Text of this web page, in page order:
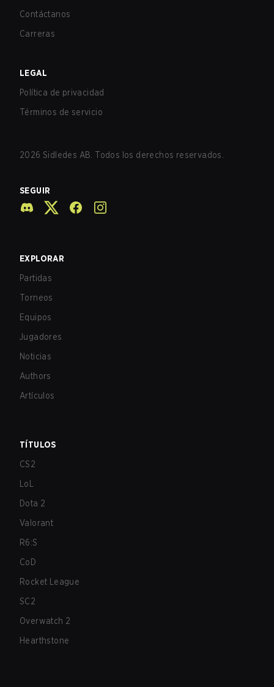
Contáctanos
Carreras
LEGAL
Política de privacidad
Términos de servicio
2026 Sidledes AB. Todos los derechos reservados.
SEGUIR
EXPLORAR
Partidas
Torneos
Equipos
Jugadores
Noticias
Authors
Artículos
TÍTULOS
CS2
LoL
Dota 2
Valorant
R6:S
CoD
Rocket League
SC2
Overwatch 2
Hearthstone